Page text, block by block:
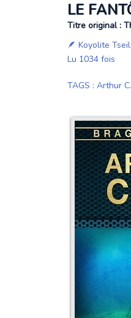
LE
Titre original :
🪶 Koyolite
Lu 1034 fois
TAGS : Arthur